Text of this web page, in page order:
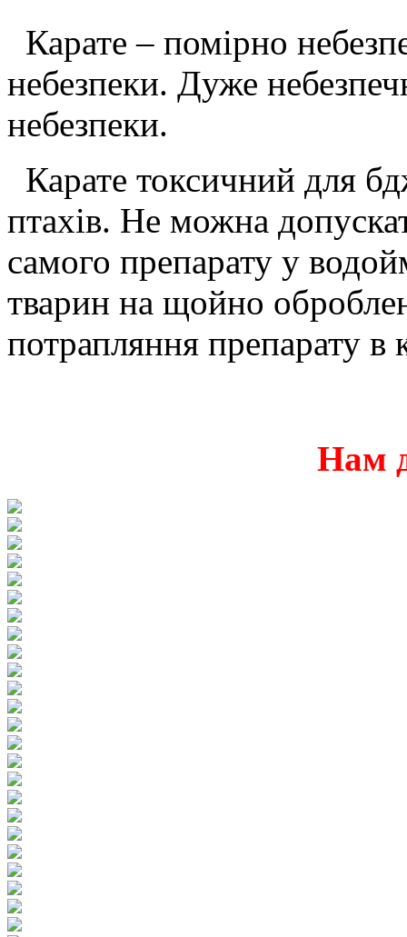
Карате – помірно
небезпеки. Дуже
небезпеки.
Карате токсичний для
птахів. Не можна
самого препарату у
тварин на щойно
потрапляння препарату в
Нам